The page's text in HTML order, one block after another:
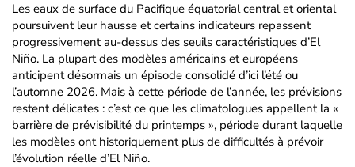
Les eaux de surface du Pacifique équatorial central et oriental
poursuivent leur hausse et certains indicateurs repassent
progressivement au-dessus des seuils caractéristiques d’El
Niño. La plupart des modèles américains et européens
anticipent désormais un épisode consolidé d’ici l’été ou
l’automne 2026. Mais à cette période de l’année, les prévisions
restent délicates : c’est ce que les climatologues appellent la «
barrière de prévisibilité du printemps », période durant laquelle
les modèles ont historiquement plus de difficultés à prévoir
l’évolution réelle d’El Niño.